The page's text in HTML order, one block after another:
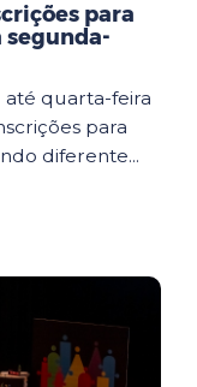
para
até quarta-feira
para
diferente...